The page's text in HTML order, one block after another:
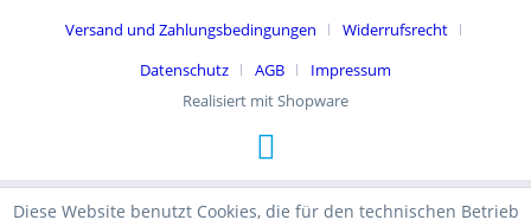
Versand und Zahlungsbedingungen
Widerrufsrecht
Datenschutz
AGB
Impressum
Realisiert mit Shopware
Diese Website benutzt Cookies, die für den technischen Betrieb